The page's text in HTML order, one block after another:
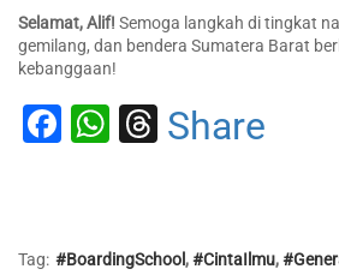
Selamat, Alif! Semoga langkah di tingkat
gemilang, dan bendera Sumatera Barat
kebanggaan!
Facebook
WhatsApp
Threads
Share
Tag: #BoardingSchool,#CintaIlmu,